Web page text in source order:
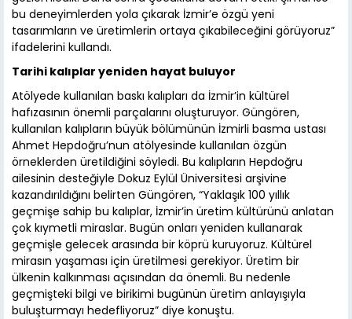
bu deneyimlerden yola çıkarak İzmir’e özgü yeni
tasarımların ve üretimlerin ortaya çıkabileceğini görüyoruz”
ifadelerini kullandı.
Tarihi kalıplar yeniden hayat buluyor
Atölyede kullanılan baskı kalıpları da İzmir’in kültürel
hafızasının önemli parçalarını oluşturuyor. Güngören,
kullanılan kalıpların büyük bölümünün İzmirli basma ustası
Ahmet Hepdoğru’nun atölyesinde kullanılan özgün
örneklerden üretildiğini söyledi. Bu kalıpların Hepdoğru
ailesinin desteğiyle Dokuz Eylül Üniversitesi arşivine
kazandırıldığını belirten Güngören, “Yaklaşık 100 yıllık
geçmişe sahip bu kalıplar, İzmir’in üretim kültürünü anlatan
çok kıymetli miraslar. Bugün onları yeniden kullanarak
geçmişle gelecek arasında bir köprü kuruyoruz. Kültürel
mirasın yaşaması için üretilmesi gerekiyor. Üretim bir
ülkenin kalkınması açısından da önemli. Bu nedenle
geçmişteki bilgi ve birikimi bugünün üretim anlayışıyla
buluşturmayı hedefliyoruz” diye konuştu.